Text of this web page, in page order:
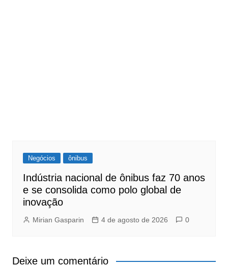
Negócios ônibus
Indústria nacional de ônibus faz 70 anos
e se consolida como polo global de
inovação
Mirian Gasparin 4 de agosto de 2026 0
Deixe um comentário